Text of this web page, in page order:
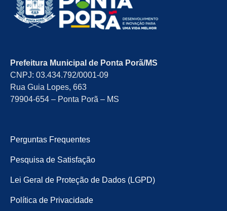
Prefeitura Municipal de Ponta Porã/MS
CNPJ: 03.434.792/0001-09
Rua Guia Lopes, 663
79904-654 – Ponta Porã – MS
Perguntas Frequentes
Pesquisa de Satisfação
Lei Geral de Proteção de Dados (LGPD)
Política de Privacidade